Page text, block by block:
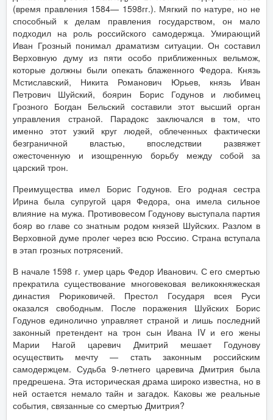
(время правления 1584— 1598гг.). Мягкий по натуре, но не
способный к делам правления государством, он мало
подходил на роль российского самодержца. Умирающий
Иван Грозный понимал драматизм ситуации. Он составил
Верховную думу из пяти особо приближенных вельмож,
которые должны были опекать блаженного Федора. Князь
Мстиславский, Никита Романович Юрьев, князь Иван
Петрович Шуйский, боярин Борис Годунов и любимец
Грозного Богдан Бельский составили этот высший орган
управления страной. Парадокс заключался в том, что
именно этот узкий круг людей, облеченных фактически
безграничной властью, впоследствии развяжет
ожесточенную и изощренную борьбу между собой за
царский трон.
Преимущества имел Борис Годунов. Его родная сестра
Ирина была супругой царя Федора, она имела сильное
влияние на мужа. Противовесом Годунову выступала партия
бояр во главе со знатным родом князей Шуйских. Разлом в
Верховной думе пролег через всю Россию. Страна вступала
в этап грозных потрясений.
В начале 1598 г. умер царь Федор Иванович. С его смертью
прекратила существование многовековая великокняжеская
династия Рюриковичей. Престол Государя всея Руси
оказался свободным. После поражения Шуйских Борис
Годунов единолично управляет страной и лишь последний
законный претендент на трон сын Ивана IV и его жены
Марии Нагой царевич Дмитрий мешает Годунову
осуществить мечту — стать законным российским
самодержцем. Судьба 9-летнего царевича Дмитрия была
предрешена. Эта историческая драма широко известна, но в
ней остается немало тайн и загадок. Каковы же реальные
события, связанные со смертью Дмитрия?